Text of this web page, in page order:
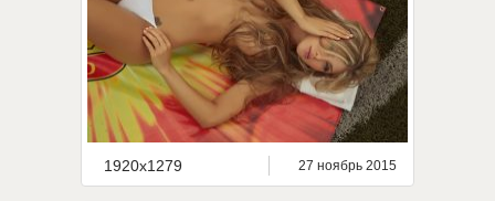
1920x1279 27 ноябрь 2015